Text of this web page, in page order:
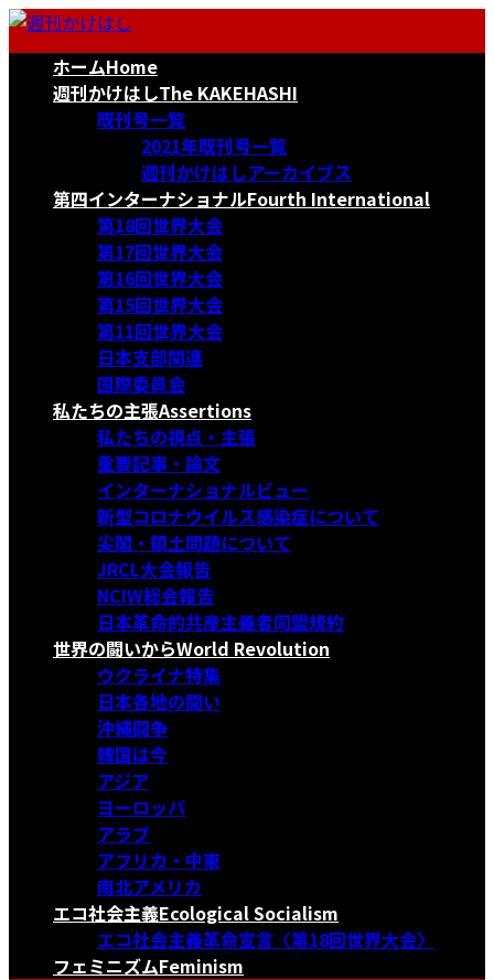
コ
ナ
ホームHome
週刊かけはしThe KAKEHASHI
既刊号一覧
2021年既刊号一覧
週刊かけはしアーカイブス
第四インターナショナルFourth International
第18回世界大会
第17回世界大会
第16回世界大会
第15回世界大会
第11回世界大会
日本支部関連
国際委員会
私たちの主張Assertions
私たちの視点・主張
重要記事・論文
インターナショナルビュー
新型コロナウイルス感染症について
尖閣・領土問題について
JRCL大会報告
NCIW総会報告
日本革命的共産主義者同盟規約
世界の闘いからWorld Revolution
ウクライナ特集
日本各地の闘い
沖縄闘争
韓国は今
アジア
ヨーロッパ
アラブ
アフリカ・中東
南北アメリカ
エコ社会主義Ecological Socialism
エコ社会主義革命宣言〈第18回世界大会〉
フェミニズムFeminism